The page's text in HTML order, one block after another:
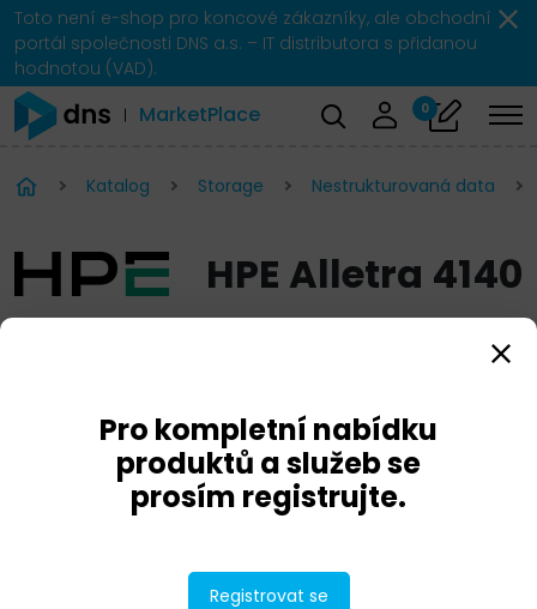
Toto není e-shop pro koncové zákazníky, ale obchodní
portál společnosti DNS a.s. – IT distributora s přidanou
hodnotou (VAD).
MarketPlace 0
Katalog Storage Nestrukturovaná data
HPE Alletra 4140
Pro kompletní nabídku
produktů a služeb se
prosím registrujte.
Registrovat se